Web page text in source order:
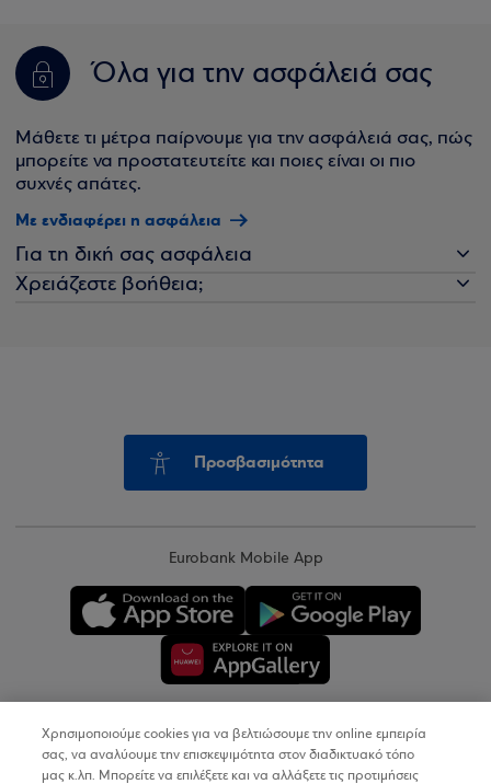
Όλα για την ασφάλειά σας
Μάθετε τι μέτρα παίρνουμε για την ασφάλειά σας, πώς
μπορείτε να προστατευτείτε και ποιες είναι οι πιο
συχνές απάτες.
Με ενδιαφέρει η ασφάλεια
Για τη δική σας ασφάλεια
Χρειάζεστε βοήθεια;
Προσβασιμότητα
Eurobank Mobile App
Copyright © 2026
Χρησιμοποιούμε cookies για να βελτιώσουμε την online εμπειρία
σας, να αναλύουμε την επισκεψιμότητα στον διαδικτυακό τόπο
μας κ.λπ. Μπορείτε να επιλέξετε και να αλλάξετε τις προτιμήσεις